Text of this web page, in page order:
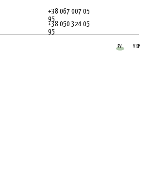
РУ УКР
+38 067 007 05
95
+38 050 324 05
95